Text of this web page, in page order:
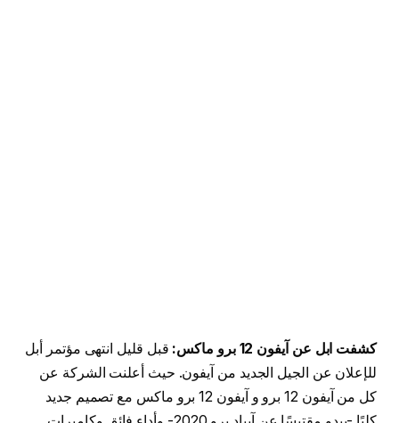
كشفت ابل عن آيفون 12 برو ماكس:
قبل قليل انتهى مؤتمر أبل
للإعلان عن الجيل الجديد من آيفون. حيث أعلنت الشركة عن
كل من آيفون 12 برو و آيفون 12 برو ماكس مع تصميم جديد